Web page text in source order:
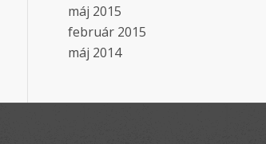
máj 2015
február 2015
máj 2014